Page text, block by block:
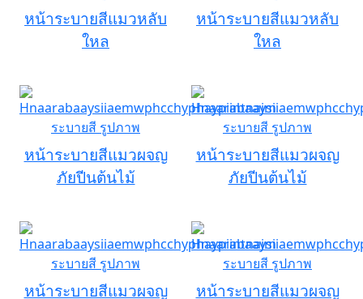
หน้าระบายสีแมวหลับ
ใหล
หน้าระบายสีแมวหลับ
ใหล
หน้าระบายสีแมวผจญ
ภัยปีนต้นไม้
หน้าระบายสีแมวผจญ
ภัยปีนต้นไม้
หน้าระบายสีแมวผจญ หน้าระบายสีแมวผจญ